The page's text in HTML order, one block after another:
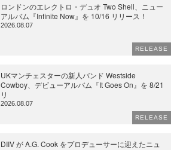
ロンドンのエレクトロ・デュオ Two Shell、ニュー
アルバム『Infinite Now』を 10/16 リリース！
2026.08.07
RELEASE
UKマンチェスターの新人バンド Westside
Cowboy、デビューアルバム『It Goes On』を 8/21
リ
2026.08.07
RELEASE
DIIV が A.G. Cook をプロデューサーに迎えたニュ